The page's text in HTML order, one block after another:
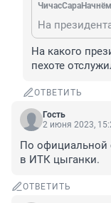
На какого
пехоте
ОТВЕТИТЬ
Гость
2 июня 2023,
По официальной
в ИТК цыганки.
ОТВЕТИТЬ